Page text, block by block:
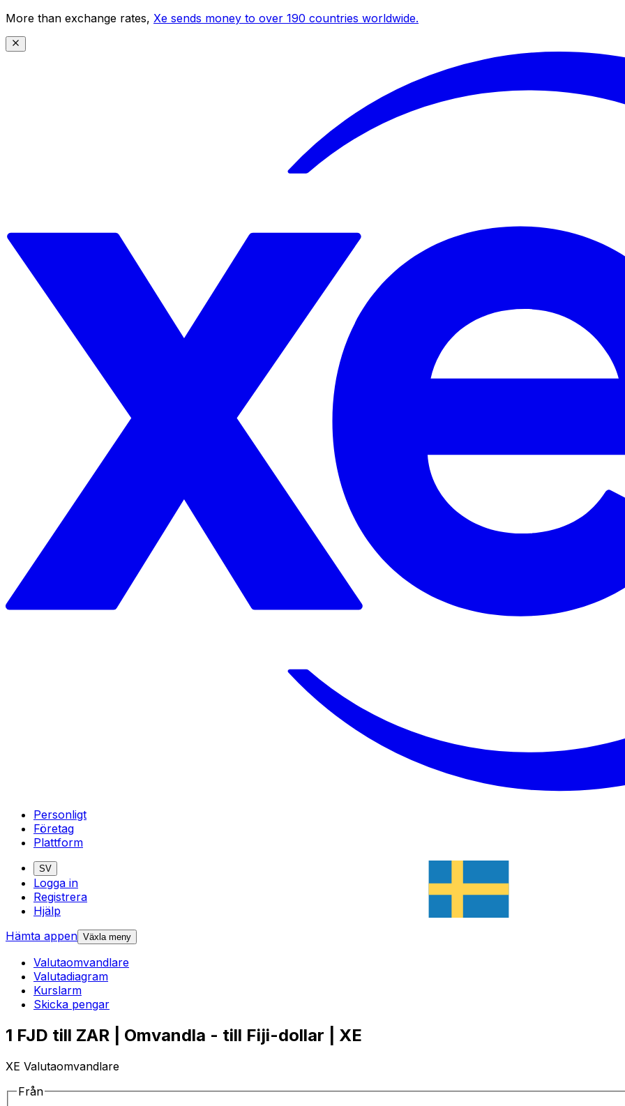
More than exchange rates, Xe sends money to over 190 countries worldwide.
Personligt
Företag
Plattform
SV
Logga in
Registrera
Hjälp
Hämta appen Växla meny
Valutaomvandlare
Valutadiagram
Kurslarm
Skicka pengar
1 FJD till ZAR | Omvandla - till Fiji-dollar | XE
XE Valutaomvandlare
Från